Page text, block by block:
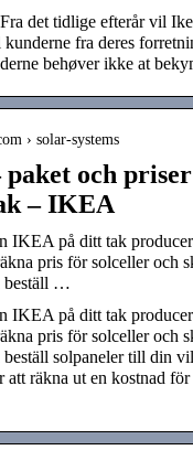
det tidlige efterår vil
fra deres
behøver ikke at
› solar-systems
paket och
– IKEA
IKEA på ditt tak
pris för solceller och
beställ …
IKEA på ditt tak
pris för solceller och
beställ solpaneler till din
räkna ut en kostnad